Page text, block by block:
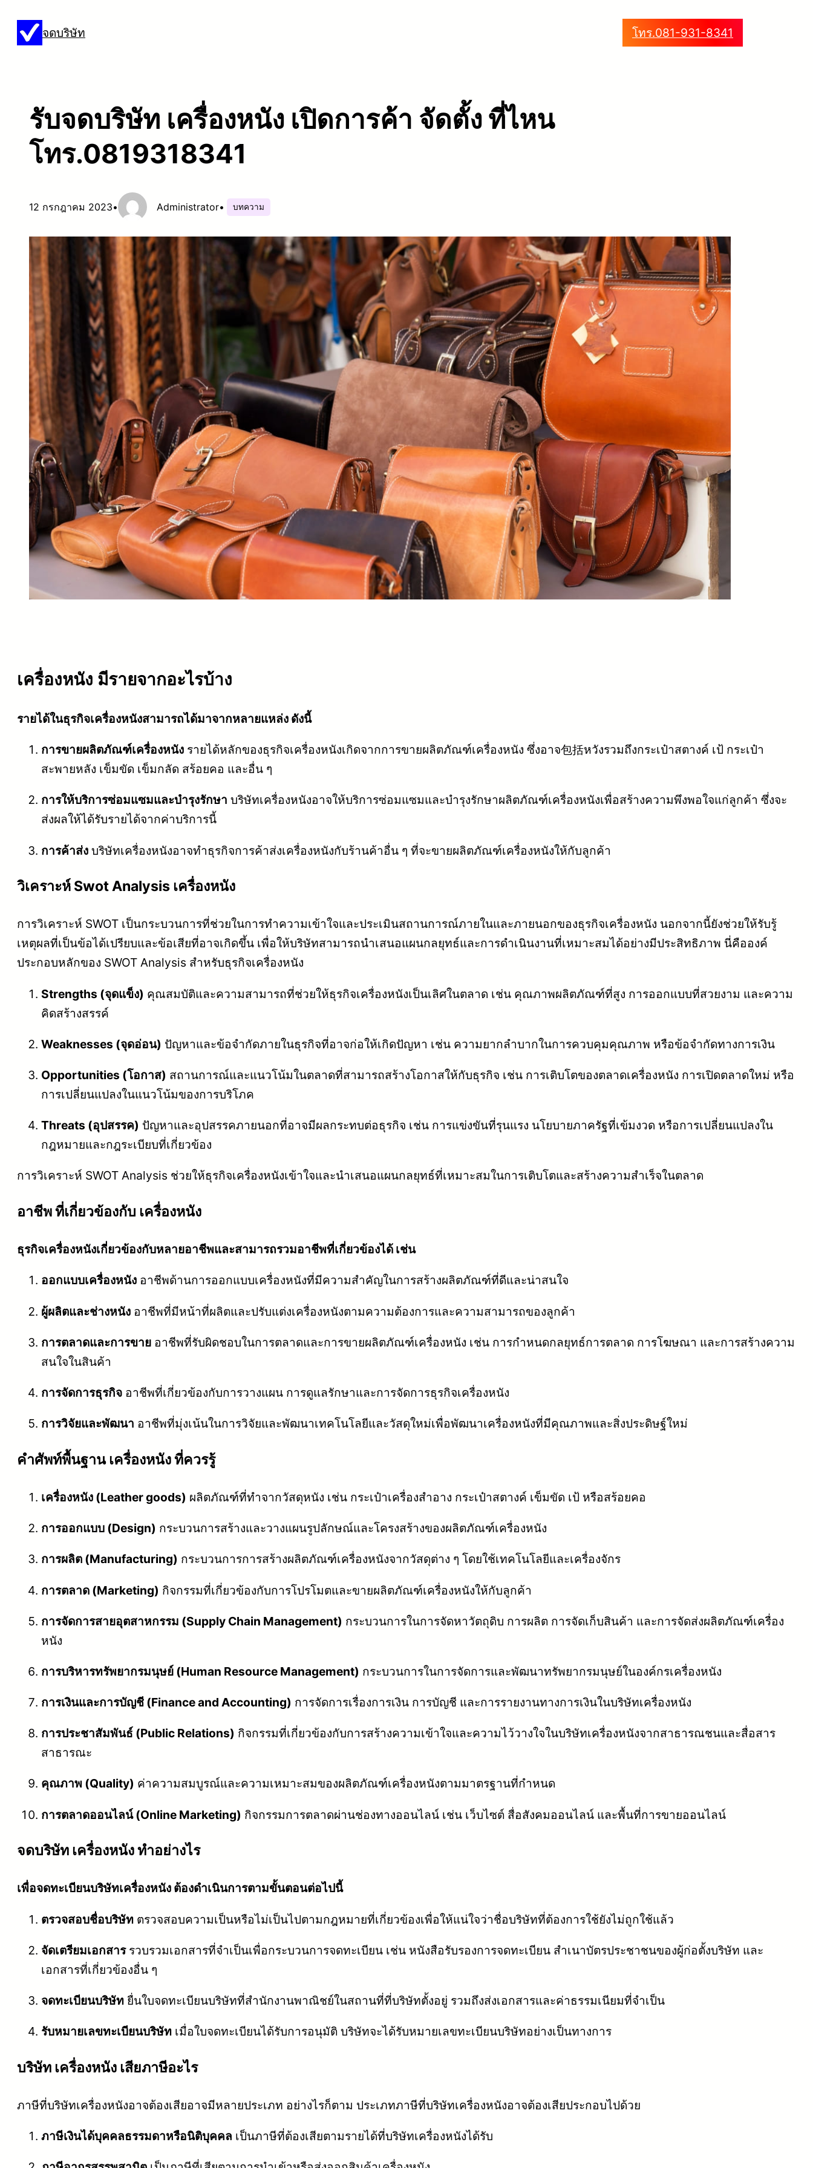
จดบริษัท โทร.081-931-8341
รับจดบริษัท เครื่องหนัง เปิดการค้า จัดตั้ง ที่ไหน
โทร.0819318341
12 กรกฎาคม 2023• Administrator• บทความ
เครื่องหนัง มีรายจากอะไรบ้าง
รายได้ในธุรกิจเครื่องหนังสามารถได้มาจากหลายแหล่ง ดังนี้
การขายผลิตภัณฑ์เครื่องหนัง รายได้หลักของธุรกิจเครื่องหนังเกิดจากการขายผลิตภัณฑ์เครื่องหนัง ซึ่งอาจ包括หวังรวมถึงกระเป๋าสตางค์ เป้ กระเป๋า
สะพายหลัง เข็มขัด เข็มกลัด สร้อยคอ และอื่น ๆ
การให้บริการซ่อมแซมและบำรุงรักษา บริษัทเครื่องหนังอาจให้บริการซ่อมแซมและบำรุงรักษาผลิตภัณฑ์เครื่องหนังเพื่อสร้างความพึงพอใจแก่ลูกค้า ซึ่งจะ
ส่งผลให้ได้รับรายได้จากค่าบริการนี้
การค้าส่ง บริษัทเครื่องหนังอาจทำธุรกิจการค้าส่งเครื่องหนังกับร้านค้าอื่น ๆ ที่จะขายผลิตภัณฑ์เครื่องหนังให้กับลูกค้า
วิเคราะห์ Swot Analysis เครื่องหนัง
การวิเคราะห์ SWOT เป็นกระบวนการที่ช่วยในการทำความเข้าใจและประเมินสถานการณ์ภายในและภายนอกของธุรกิจเครื่องหนัง นอกจากนี้ยังช่วยให้รับรู้
เหตุผลที่เป็นข้อได้เปรียบและข้อเสียที่อาจเกิดขึ้น เพื่อให้บริษัทสามารถนำเสนอแผนกลยุทธ์และการดำเนินงานที่เหมาะสมได้อย่างมีประสิทธิภาพ นี่คือองค์
ประกอบหลักของ SWOT Analysis สำหรับธุรกิจเครื่องหนัง
Strengths (จุดแข็ง) คุณสมบัติและความสามารถที่ช่วยให้ธุรกิจเครื่องหนังเป็นเลิศในตลาด เช่น คุณภาพผลิตภัณฑ์ที่สูง การออกแบบที่สวยงาม และความ
คิดสร้างสรรค์
Weaknesses (จุดอ่อน) ปัญหาและข้อจำกัดภายในธุรกิจที่อาจก่อให้เกิดปัญหา เช่น ความยากลำบากในการควบคุมคุณภาพ หรือข้อจำกัดทางการเงิน
Opportunities (โอกาส) สถานการณ์และแนวโน้มในตลาดที่สามารถสร้างโอกาสให้กับธุรกิจ เช่น การเติบโตของตลาดเครื่องหนัง การเปิดตลาดใหม่ หรือ
การเปลี่ยนแปลงในแนวโน้มของการบริโภค
Threats (อุปสรรค) ปัญหาและอุปสรรคภายนอกที่อาจมีผลกระทบต่อธุรกิจ เช่น การแข่งขันที่รุนแรง นโยบายภาครัฐที่เข้มงวด หรือการเปลี่ยนแปลงใน
กฎหมายและกฎระเบียบที่เกี่ยวข้อง
การวิเคราะห์ SWOT Analysis ช่วยให้ธุรกิจเครื่องหนังเข้าใจและนำเสนอแผนกลยุทธ์ที่เหมาะสมในการเติบโตและสร้างความสำเร็จในตลาด
อาชีพ ที่เกี่ยวข้องกับ เครื่องหนัง
ธุรกิจเครื่องหนังเกี่ยวข้องกับหลายอาชีพและสามารถรวมอาชีพที่เกี่ยวข้องได้ เช่น
ออกแบบเครื่องหนัง อาชีพด้านการออกแบบเครื่องหนังที่มีความสำคัญในการสร้างผลิตภัณฑ์ที่ดีและน่าสนใจ
ผู้ผลิตและช่างหนัง อาชีพที่มีหน้าที่ผลิตและปรับแต่งเครื่องหนังตามความต้องการและความสามารถของลูกค้า
การตลาดและการขาย อาชีพที่รับผิดชอบในการตลาดและการขายผลิตภัณฑ์เครื่องหนัง เช่น การกำหนดกลยุทธ์การตลาด การโฆษณา และการสร้างความ
สนใจในสินค้า
การจัดการธุรกิจ อาชีพที่เกี่ยวข้องกับการวางแผน การดูแลรักษาและการจัดการธุรกิจเครื่องหนัง
การวิจัยและพัฒนา อาชีพที่มุ่งเน้นในการวิจัยและพัฒนาเทคโนโลยีและวัสดุใหม่เพื่อพัฒนาเครื่องหนังที่มีคุณภาพและสิ่งประดิษฐ์ใหม่
คําศัพท์พื้นฐาน เครื่องหนัง ที่ควรรู้
เครื่องหนัง (Leather goods) ผลิตภัณฑ์ที่ทำจากวัสดุหนัง เช่น กระเป๋าเครื่องสำอาง กระเป๋าสตางค์ เข็มขัด เป้ หรือสร้อยคอ
การออกแบบ (Design) กระบวนการสร้างและวางแผนรูปลักษณ์และโครงสร้างของผลิตภัณฑ์เครื่องหนัง
การผลิต (Manufacturing) กระบวนการการสร้างผลิตภัณฑ์เครื่องหนังจากวัสดุต่าง ๆ โดยใช้เทคโนโลยีและเครื่องจักร
การตลาด (Marketing) กิจกรรมที่เกี่ยวข้องกับการโปรโมตและขายผลิตภัณฑ์เครื่องหนังให้กับลูกค้า
การจัดการสายอุตสาหกรรม (Supply Chain Management) กระบวนการในการจัดหาวัตถุดิบ การผลิต การจัดเก็บสินค้า และการจัดส่งผลิตภัณฑ์เครื่อง
หนัง
การบริหารทรัพยากรมนุษย์ (Human Resource Management) กระบวนการในการจัดการและพัฒนาทรัพยากรมนุษย์ในองค์กรเครื่องหนัง
การเงินและการบัญชี (Finance and Accounting) การจัดการเรื่องการเงิน การบัญชี และการรายงานทางการเงินในบริษัทเครื่องหนัง
การประชาสัมพันธ์ (Public Relations) กิจกรรมที่เกี่ยวข้องกับการสร้างความเข้าใจและความไว้วางใจในบริษัทเครื่องหนังจากสาธารณชนและสื่อสาร
สาธารณะ
คุณภาพ (Quality) ค่าความสมบูรณ์และความเหมาะสมของผลิตภัณฑ์เครื่องหนังตามมาตรฐานที่กำหนด
การตลาดออนไลน์ (Online Marketing) กิจกรรมการตลาดผ่านช่องทางออนไลน์ เช่น เว็บไซต์ สื่อสังคมออนไลน์ และพื้นที่การขายออนไลน์
จดบริษัท เครื่องหนัง ทำอย่างไร
เพื่อจดทะเบียนบริษัทเครื่องหนัง ต้องดำเนินการตามขั้นตอนต่อไปนี้
ตรวจสอบชื่อบริษัท ตรวจสอบความเป็นหรือไม่เป็นไปตามกฎหมายที่เกี่ยวข้องเพื่อให้แน่ใจว่าชื่อบริษัทที่ต้องการใช้ยังไม่ถูกใช้แล้ว
จัดเตรียมเอกสารรวบรวมเอกสารที่จำเป็นเพื่อกระบวนการจดทะเบียน เช่น หนังสือรับรองการจดทะเบียน สำเนาบัตรประชาชนของผู้ก่อตั้งบริษัท และ
เอกสารที่เกี่ยวข้องอื่น ๆ
จดทะเบียนบริษัท ยื่นใบจดทะเบียนบริษัทที่สำนักงานพาณิชย์ในสถานที่ที่บริษัทตั้งอยู่ รวมถึงส่งเอกสารและค่าธรรมเนียมที่จำเป็น
รับหมายเลขทะเบียนบริษัท เมื่อใบจดทะเบียนได้รับการอนุมัติ บริษัทจะได้รับหมายเลขทะเบียนบริษัทอย่างเป็นทางการ
บริษัท เครื่องหนัง เสียภาษีอะไร
ภาษีที่บริษัทเครื่องหนังอาจต้องเสียอาจมีหลายประเภท อย่างไรก็ตาม ประเภทภาษีที่บริษัทเครื่องหนังอาจต้องเสียประกอบไปด้วย
ภาษีเงินได้บุคคลธรรมดาหรือนิติบุคคล เป็นภาษีที่ต้องเสียตามรายได้ที่บริษัทเครื่องหนังได้รับ